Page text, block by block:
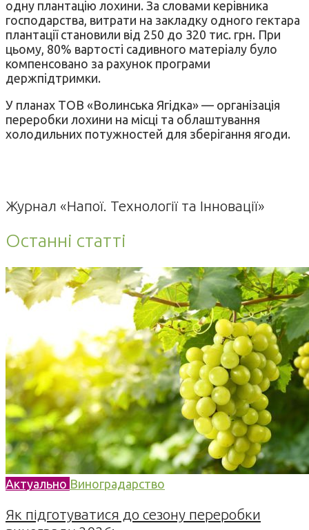
одну плантацію лохини. За словами керівника
господарства, витрати на закладку одного гектара
плантації становили від 250 до 320 тис. грн. При
цьому, 80% вартості садивного матеріалу було
компенсовано за рахунок програми
держпідтримки.
У планах ТОВ «Волинська Ягідка» — організація
переробки лохини на місці та облаштування
холодильних потужностей для зберігання ягоди.
Журнал «Напої. Технології та Інновації»
Останні статті
Актуально Виноградарство
Як підготуватися до сезону переробки